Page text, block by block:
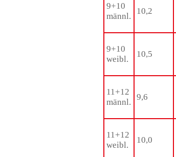
9+10
männl.
10,2
9+10
weibl.
10,5
11+12
männl.
9,6
11+12
weibl.
10,0